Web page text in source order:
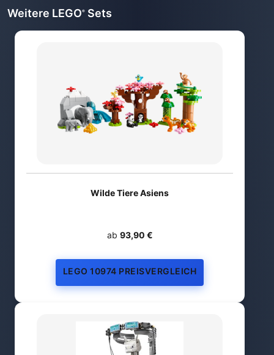
Weitere LEGO® Sets
Wilde Tiere Asiens
ab 93,90 €
LEGO 10974 PREISVERGLEICH